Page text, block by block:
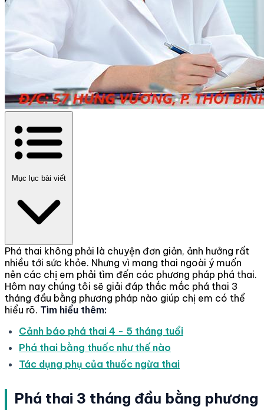
Mục lục bài viết
Phá thai không phải là chuyện đơn giản, ảnh hưởng rất
nhiều tới sức khỏe. Nhưng vì mang thai ngoài ý muốn
nên các chị em phải tìm đến các phương pháp phá thai.
Hôm nay chúng tôi sẽ giải đáp thắc mắc phá thai 3
tháng đầu bằng phương pháp nào giúp chị em có thể
hiểu rõ. Tìm hiểu thêm:
Cảnh báo phá thai 4 - 5 tháng tuổi
Phá thai bằng thuốc như thế nào
Tác dụng phụ của thuốc ngừa thai
Phá thai 3 tháng đầu bằng phương